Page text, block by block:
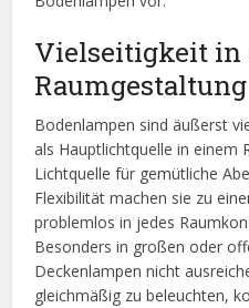
Vielseitigkeit in
Raumgestaltung
Bodenlampen sind äußerst
als Hauptlichtquelle in einem
Lichtquelle für gemütliche
Flexibilität machen sie zu
problemlos in jedes
Besonders in großen oder
Deckenlampen nicht
gleichmäßig zu beleuchten,